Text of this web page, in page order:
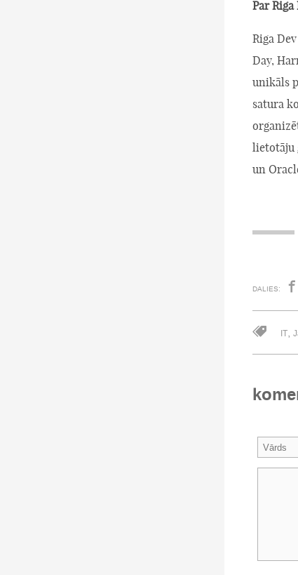
Par
Riga
Day,
unikāls
satura
lietotāju
un
DALIES:
IT,